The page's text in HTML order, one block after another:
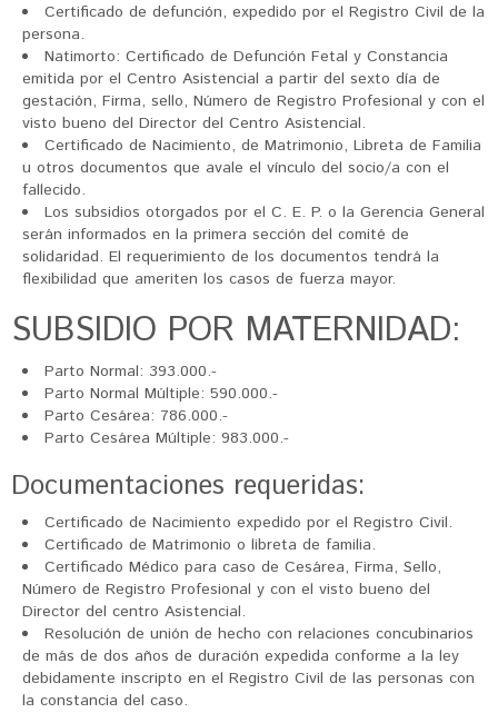
Certificado de defunción, expedido por el Registro Civil de la
persona.
Natimorto: Certificado de Defunción Fetal y Constancia
emitida por el Centro Asistencial a partir del sexto día de
gestación, Firma, sello, Número de Registro Profesional y con el
visto bueno del Director del Centro Asistencial.
Certificado de Nacimiento, de Matrimonio, Libreta de Familia
u otros documentos que avale el vínculo del socio/a con el
fallecido.
Los subsidios otorgados por el C. E. P. o la Gerencia General
serán informados en la primera sección del comité de
solidaridad. El requerimiento de los documentos tendrá la
flexibilidad que ameriten los casos de fuerza mayor.
SUBSIDIO POR MATERNIDAD:
Parto Normal: 393.000.-
Parto Normal Múltiple: 590.000.-
Parto Cesárea: 786.000.-
Parto Cesárea Múltiple: 983.000.-
Documentaciones requeridas:
Certificado de Nacimiento expedido por el Registro Civil.
Certificado de Matrimonio o libreta de familia.
Certificado Médico para caso de Cesárea, Firma, Sello,
Número de Registro Profesional y con el visto bueno del
Director del centro Asistencial.
Resolución de unión de hecho con relaciones concubinarios
de más de dos años de duración expedida conforme a la ley
debidamente inscripto en el Registro Civil de las personas con
la constancia del caso.